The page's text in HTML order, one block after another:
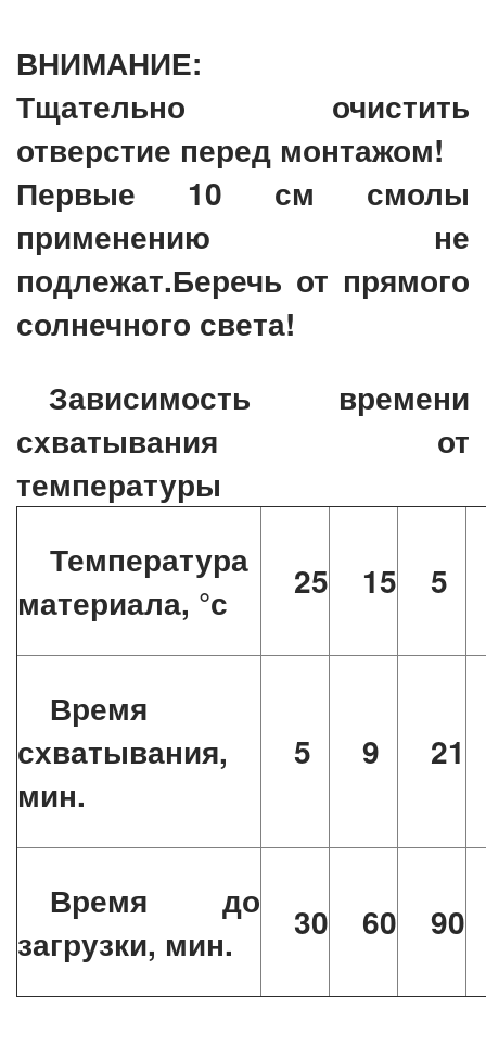
ВНИМАНИЕ:
Тщательно очистить
отверстие перед монтажом!
Первые 10 см смолы
применению не
подлежат.Беречь от прямого
солнечного света!
Зависимость времени
схватывания от
температуры
Температура
материала, °с
25 15 5
Время
схватывания,
мин.
5 9 21
Время до
загрузки, мин.
30 60 90